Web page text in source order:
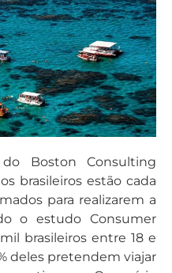
Boston Consulting
brasileiros estão cada
para realizarem a
o estudo Consumer
brasileiros entre 18 e
deles pretendem viajar